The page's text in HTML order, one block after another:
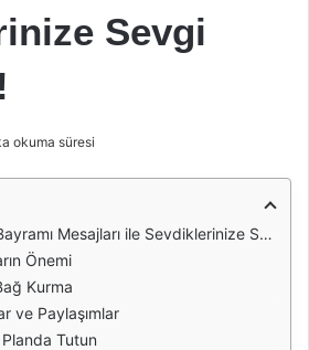
Sevgi
okuma süresi
Mesajları ile Sevdiklerinize Sevgi Gösterin!
Önemi
Kurma
ve Paylaşımlar
Planda Tutun